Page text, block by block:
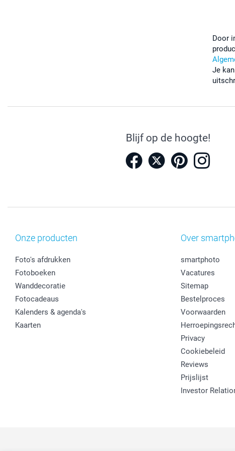
Door
Je
Blijf op de hoogte!
Onze producten
Foto's afdrukken
Fotoboeken
Wanddecoratie
Fotocadeaus
Kalenders & agenda's
Kaarten
Over
smartphoto
Vacatures
Sitemap
Bestelproces
Voorwaarden
Privacy
Cookiebeleid
Reviews
Prijslijst
Investor